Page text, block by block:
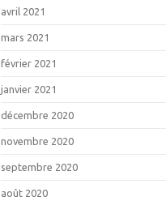
avril 2021
mars 2021
février 2021
janvier 2021
décembre 2020
novembre 2020
septembre 2020
août 2020